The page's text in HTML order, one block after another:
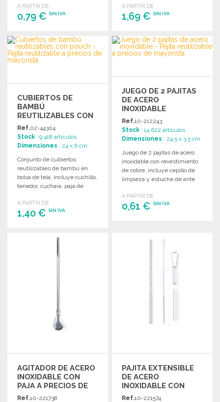
A PARTIR DE
0,79 € SIN IVA
PEDIR
Solicitar un presupuesto
A PARTIR DE
1,69 €SIN IVA
PEDIR
Solicitar un presupuesto
CUBIERTOS DE
BAMBÚ
REUTILIZABLES CON
POUCH
Ref.02-44304
Stock : 9 418 artículos
Dimensiones : 24 x 6 cm
Conjunto de cubiertos
reutilizables de bambú en
bolsa de tela, incluye cuchillo,
tenedor, cuchara, paja de
A PARTIR DE
1,40 € SIN IVA
Solicitar un presupuesto
JUEGO DE 2 PAJITAS
DE ACERO
INOXIDABLE
Ref.10-212243
Stock : 14 622 artículos
Dimensiones : 24.5 x 3.5 cm
Juego de 2 pajitas de acero
inoxidable con revestimiento
de cobre, incluye cepillo de
limpieza y estuche de ante
A PARTIR DE
0,61 €SIN IVA
Solicitar un presupuesto
AGITADOR DE ACERO
INOXIDABLE CON
PAJA A PRECIOS DE
MAYORISTA
Ref.10-221738
PAJITA EXTENSIBLE
DE ACERO
INOXIDABLE CON
ESTUCHE
Ref.10-221574